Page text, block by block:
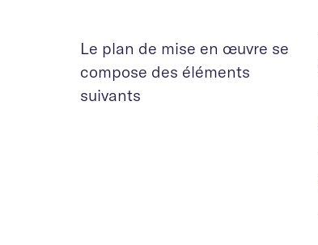
Le plan de mise en œuvre se
compose des éléments
suivants